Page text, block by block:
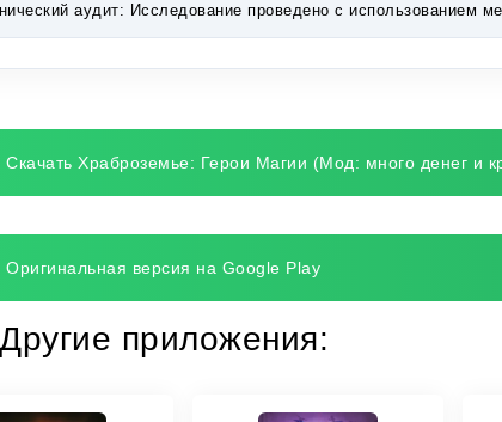
аудит: Исследование проведено с использованием
Скачать Храброземье: Герои Магии (Мод: много денег и
Оригинальная версия на Google Play
Другие приложения: